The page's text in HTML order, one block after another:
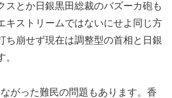
スとか日銀黒田総裁のバズーカ砲も
キストリームではないにせよ同じ方
ち崩せず現在は調整型の首相と日銀
がった難民の問題もあります。香